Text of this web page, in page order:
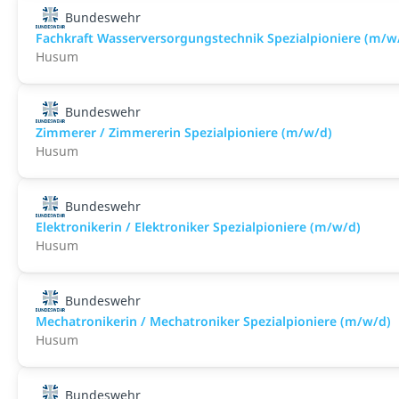
Bundeswehr
Fachkraft Wasserversorgungstechnik Spezialpioniere (m/
Husum
Bundeswehr
Zimmerer / Zimmererin Spezialpioniere (m/w/d)
Husum
Bundeswehr
Elektronikerin / Elektroniker Spezialpioniere (m/w/d)
Husum
Bundeswehr
Mechatronikerin / Mechatroniker Spezialpioniere (m/w/d)
Husum
Bundeswehr